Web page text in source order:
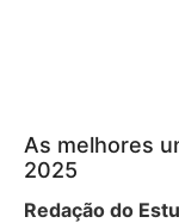
As melhores
2025
Redação do